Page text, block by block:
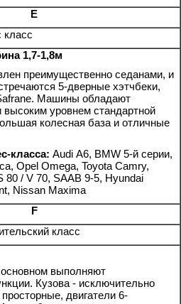
E
класс
1,7-1,8м
преимущественно седанами, и
5-дверные хэтчбеки,
Машины обладают
уровнем стандартной
колесная база и отличные
класса: Audi А6, BMW 5-й серии,
Opel Omega, Toyota Camry,
80 / V 70, SAAB 9-5, Hyundai
Nissan Maxima
F
класс
выполняют
Кузова - исключительно
двигатели 6-